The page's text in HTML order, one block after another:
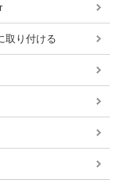
取り付ける